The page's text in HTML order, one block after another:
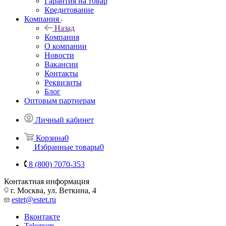
Кредитование
Компания
Назад
Компания
О компании
Новости
Вакансии
Контакты
Реквизиты
Блог
Оптовым партнерам
Личный кабинет
Корзина0
Избранные товары0
8 (800) 7070-353
Контактная информация
г. Москва, ул. Веткина, 4
estet@estet.ru
Вконтакте